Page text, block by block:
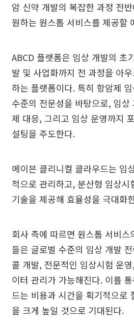
암 신약 개발의 복잡한 과정 전
원하는 원스톱 서비스를 제공할
ABCD 플랫폼은 임상 개발의 초
발 및 사업화까지 전 과정을 아
하는 플랫폼이다. 특히 항암제
수준의 전문성을 바탕으로, 임
제 대응, 그리고 임상 운영까지
설팅을 주도한다.
메이븐 클리니컬 클라우드는 임
적으로 관리하고, 분산형 임상시
기술을 제공해 효율성을 극대화
회사 측에 따르면 원스톱 서비
들은 글로벌 수준의 임상 개발
콜 개발, 전문적인 임상시험 운
이터 관리가 가능해진다. 이를
드는 비용과 시간을 획기적으로
을 크게 높일 것으로 기대된다.